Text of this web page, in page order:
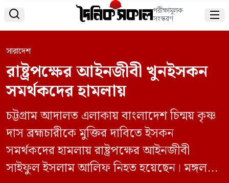
 পরীক্ষামূলক
সংস্করণ 
সারাদেশ
রাষ্ট্রপক্ষের আইনজীবী খুনইসকন
সমর্থকদের হামলায়
চট্টগ্রাম আদালত এলাকায় বাংলাদেশ চিন্ময় কৃষ্ণ
দাস ব্রহ্মচারীকে মুক্তির দাবিতে ইসকন
সমর্থকদের হামলায় রাষ্ট্রপক্ষের আইনজীবী
সাইফুল ইসলাম আলিফ নিহত হয়েছেন। মঙ্গলবার